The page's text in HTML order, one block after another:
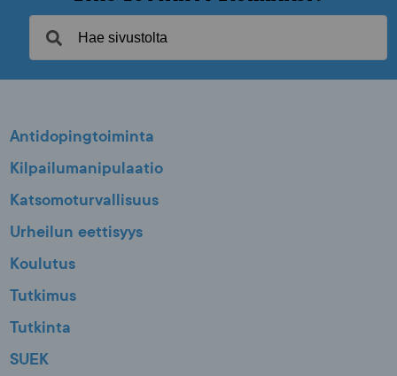
Antidopingtoiminta
Kilpailumanipulaatio
Katsomoturvallisuus
Urheilun eettisyys
Koulutus
Tutkimus
Tutkinta
SUEK